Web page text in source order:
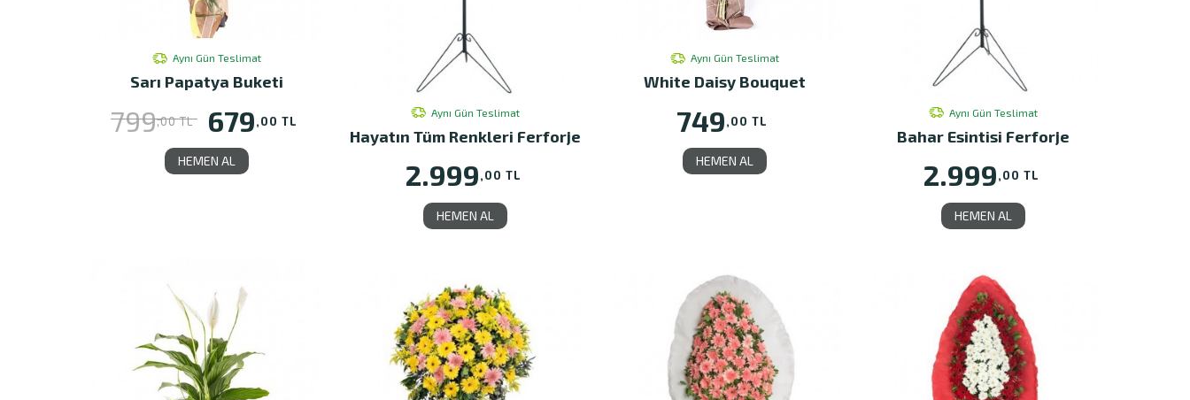
Aynı Gün Teslimat
Sarı Papatya Buketi
799,00 TL 679,00 TL
HEMEN AL
Aynı Gün Teslimat
Hayatın Tüm Renkleri Ferforje
2.999,00 TL
HEMEN AL
Aynı Gün Teslimat
White Daisy Bouquet
749,00 TL
HEMEN AL
Aynı Gün Teslimat
Bahar Esintisi Ferforje
2.999,00 TL
HEMEN AL